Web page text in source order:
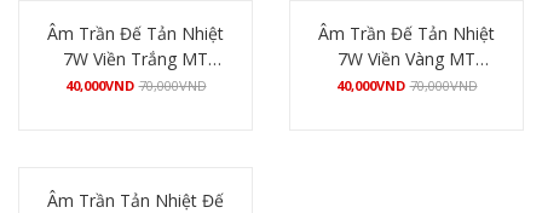
Âm Trần Đế Tản Nhiệt
7W Viền Trắng MT
Lighting
40,000VND 70,000VND
Âm Trần Đế Tản Nhiệt
7W Viền Vàng MT
Lighting
40,000VND 70,000VND
Âm Trần Tản Nhiệt Đế